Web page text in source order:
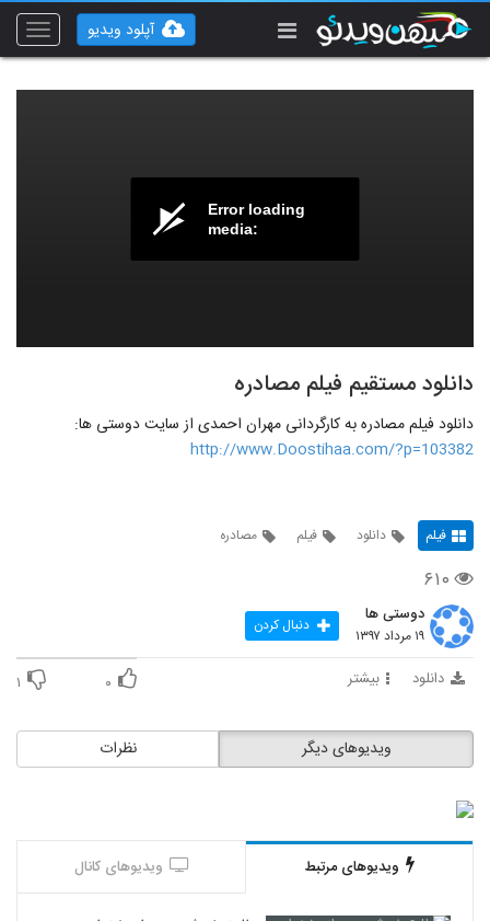
Toggle
آپلود ویدیو
Error loading
media:
دانلود مستقیم فیلم مصادره
دانلود فیلم مصادره به کارگردانی مهران احمدی از سایت دوستی ها:
http://www.Doostihaa.com/?p=103382
فیلم دانلود فیلم مصادره
۶۱۰
دوستی ها
۱۹ مرداد ۱۳۹۷ دنبال کردن
دانلود بیشتر ۰ ۱
نظرات ویدیوهای دیگر
ویدیوهای مرتبط ویدیوهای کانال